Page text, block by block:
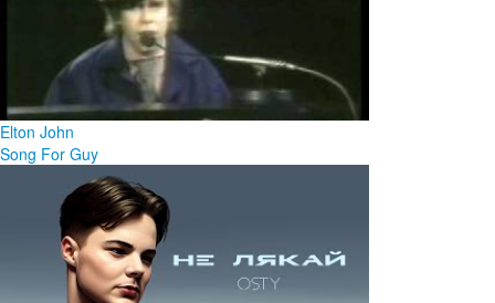
Elton John
Song For Guy